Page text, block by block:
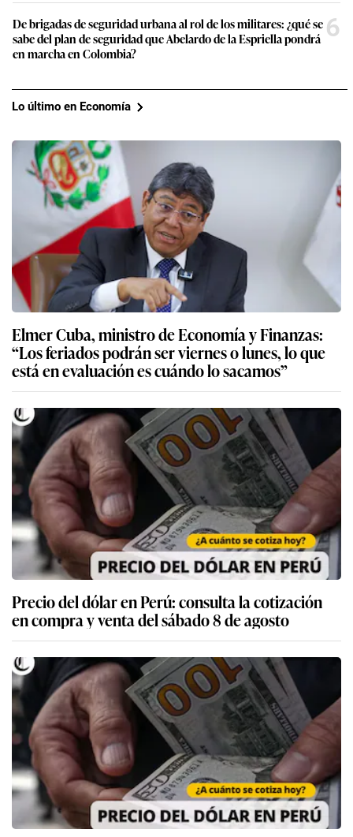
De brigadas de seguridad urbana al rol de los militares: ¿qué se
sabe del plan de seguridad que Abelardo de la Espriella pondrá
en marcha en Colombia?
6
Lo último en Economía
Elmer Cuba, ministro de Economía y Finanzas:
“Los feriados podrán ser viernes o lunes, lo que
está en evaluación es cuándo lo sacamos”
Precio del dólar en Perú: consulta la cotización
en compra y venta del sábado 8 de agosto